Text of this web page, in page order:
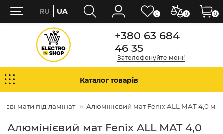
+380 63 684
46 35
Зателефонуйте мені!
Каталог товарів
мати під ламінат Алюмінієвий мат Fenix ALL MAT 4,0 м
Алюмінієвий мат Fenix ALL MAT 4,0
0 0
RU UA 0